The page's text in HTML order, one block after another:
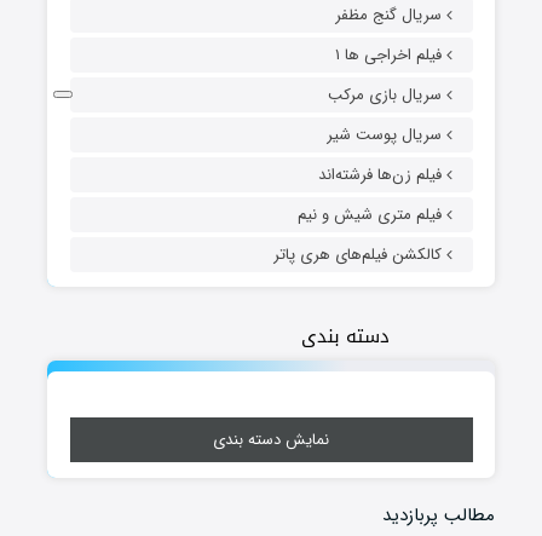
سریال گنج مظفر
فیلم اخراجی ها ۱
سریال بازی مرکب
سریال پوست شیر
فیلم زن‌ها فرشته‌اند
فیلم متری شیش و نیم
کالکشن فیلم‌های هری پاتر
دسته بندی
نمایش دسته بندی
مطالب پربازدید